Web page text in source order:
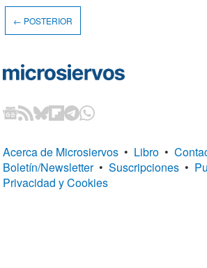
← POSTERIOR
Acerca de Microsiervos • Libro •
Boletín/Newsletter • Suscripciones •
Privacidad y Cookies